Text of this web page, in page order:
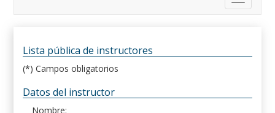
Lista pública de instructores
(*) Campos obligatorios
Datos del instructor
Nombre: